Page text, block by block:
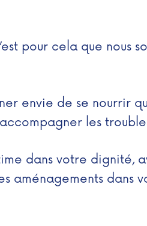
pour cela que nous
envie de se nourrir
les
dans votre dignité,
aménagements dans